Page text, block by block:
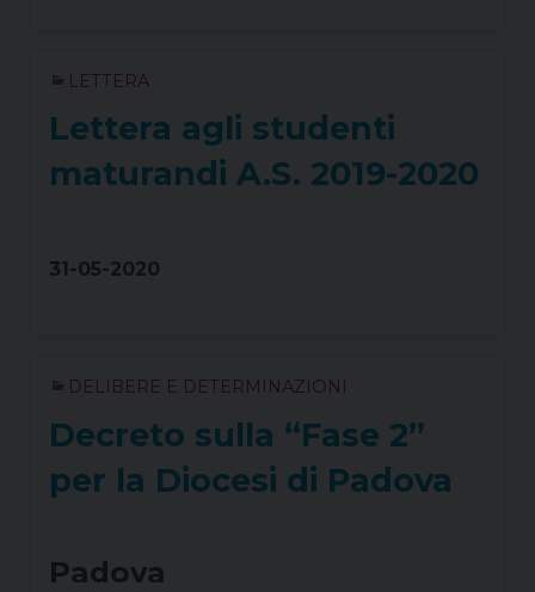
LETTERA
Lettera agli studenti
maturandi A.S. 2019-2020
31-05-2020
DELIBERE E DETERMINAZIONI
Decreto sulla “Fase 2”
per la Diocesi di Padova
Padova